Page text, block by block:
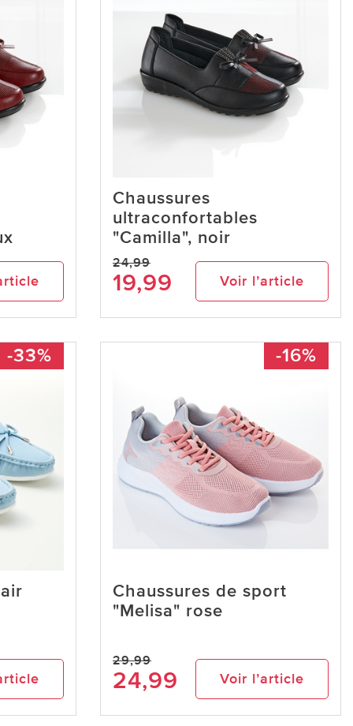
Chaussures
ultraconfortables
"Camilla", noir
24,99
19,99 Voir l’article
-33% -16%
Chaussures de sport
"Melisa" rose
29,99
24,99 Voir l’article